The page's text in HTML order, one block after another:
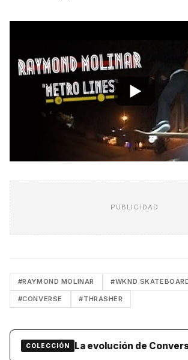
PUBLICIDAD
#RAYMOND MOLINAR #WKND
#CONVERSE #THRASHER
COLECCIÓN La evolución de